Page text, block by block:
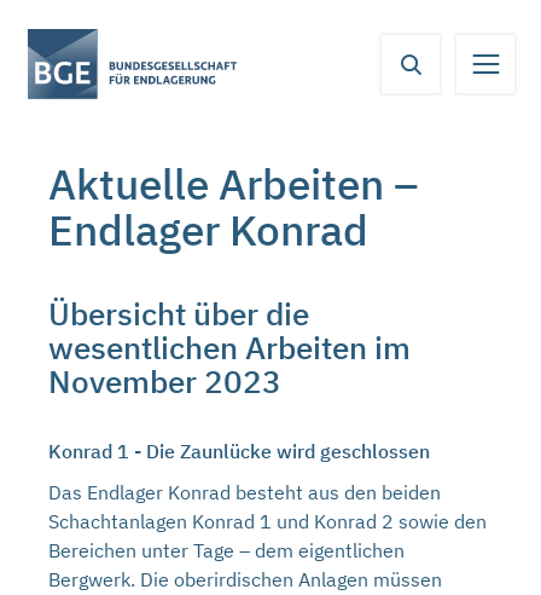
aus
folgenden
springen:
Inhaltsbereich
Navigation
Metamenü
Servicemenü
Aktuelle Arbeiten –
Endlager Konrad
Übersicht über die
wesentlichen Arbeiten im
November 2023
Konrad 1 - Die Zaunlücke wird geschlossen
Das Endlager Konrad besteht aus den beiden
Schachtanlagen Konrad 1 und Konrad 2 sowie den
Bereichen unter Tage – dem eigentlichen
Bergwerk. Die oberirdischen Anlagen müssen